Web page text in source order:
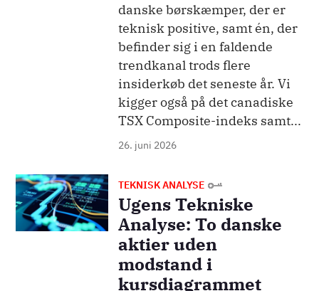
danske børskæmper, der er
teknisk positive, samt én, der
befinder sig i en faldende
trendkanal trods flere
insiderkøb det seneste år. Vi
kigger også på det canadiske
TSX Composite-indeks samt...
26. juni 2026
Billede TEKNISK ANALYSE
Ugens Tekniske
Analyse: To danske
aktier uden
modstand i
kursdiagrammet